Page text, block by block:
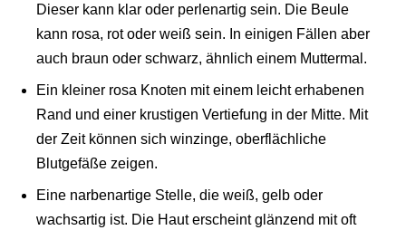
Dieser kann klar oder perlenartig sein. Die Beule
kann rosa, rot oder weiß sein. In einigen Fällen aber
auch braun oder schwarz, ähnlich einem Muttermal.
Ein kleiner rosa Knoten mit einem leicht erhabenen
Rand und einer krustigen Vertiefung in der Mitte. Mit
der Zeit können sich winzinge, oberflächliche
Blutgefäße zeigen.
Eine narbenartige Stelle, die weiß, gelb oder
wachsartig ist. Die Haut erscheint glänzend mit oft